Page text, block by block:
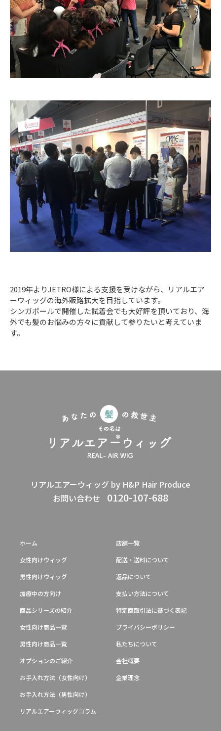
2019年よりJETRO様による支援を受けながら、リアルエア
ーウィッグの海外販路拡大を目指しています。
シンガポールで開催した試着会でも大好評を頂いており、海
外でも髪のお悩みの方々に貢献して参りたいと考えていま
す。
リアルエアーウィッグ by H&P Hair Produce
お問い合わせ
0120-107-688
ホーム
女性向けウィッグ
男性向けウィッグ
加療中の方向け
商品シリーズの紹介
女性向け商品一覧
男性向け商品一覧
オプションのご紹介
お手入れ方法（女性向け）
お手入れ方法（男性向け）
リアルエアーウィッグコラム
店舗一覧
配送・送料について
返品について
支払い方法について
特定商取引法に基づく表記
プライバシーポリシー
私たちについて
会社概要
企業理念